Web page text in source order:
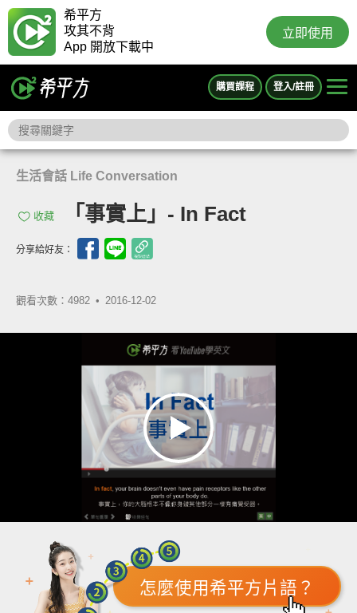
希平方
攻其不背
App 開放下載中
立即使用
購買課程 登入/註冊
生活會話 Life Conversation
收藏 「事實上」- In Fact
分享給好友：
觀看次數：4982 • 2016-12-02
怎麼使用希平方片語？